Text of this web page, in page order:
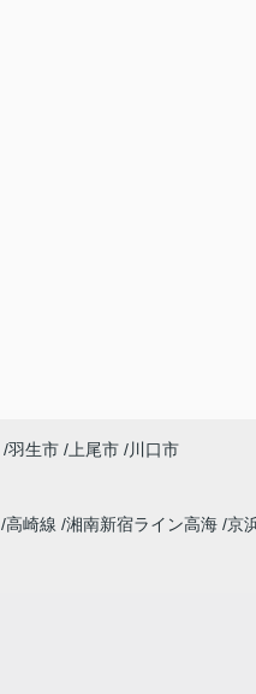
羽生市 上尾市
川口市
高崎線 湘南新宿ライン高海 京